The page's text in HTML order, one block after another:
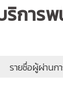
ริการ
รายชื่อผู้ผ่านก